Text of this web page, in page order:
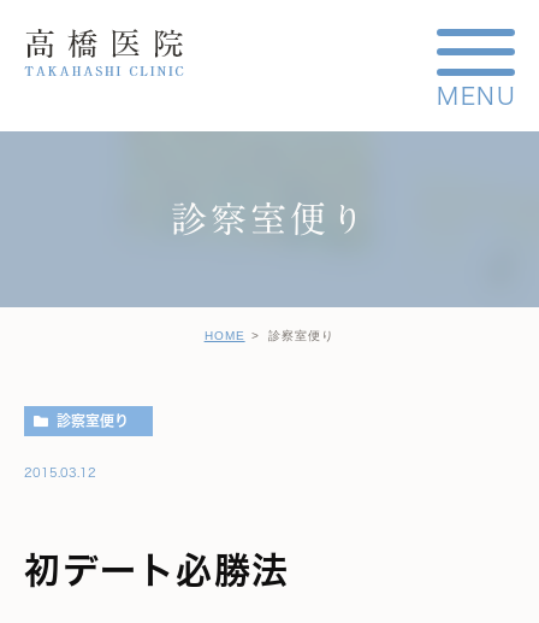
診察室便り
HOME 診察室便り
診察室便り
2015.03.12
初デート必勝法